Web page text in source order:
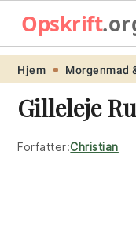
Skip
primary
navigation
Skip
main
content
Skip
primary
sidebar
Skip
footer
Opskrift
Hjem Morgenmad
Gilleleje
Forfatter:Christian